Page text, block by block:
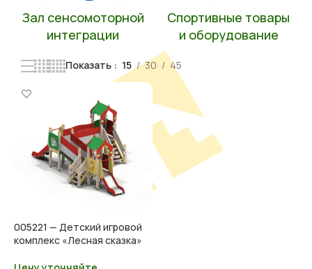
Зал сенсомоторной
интеграции
Спортивные товары
и оборудование
Показать 15 30 45
005221 — Детский игровой
комплекс «Лесная сказка»